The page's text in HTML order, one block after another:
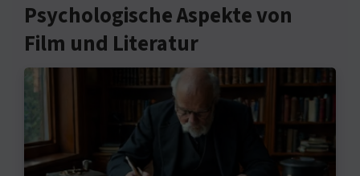
Psychologische Aspekte von
Film und Literatur